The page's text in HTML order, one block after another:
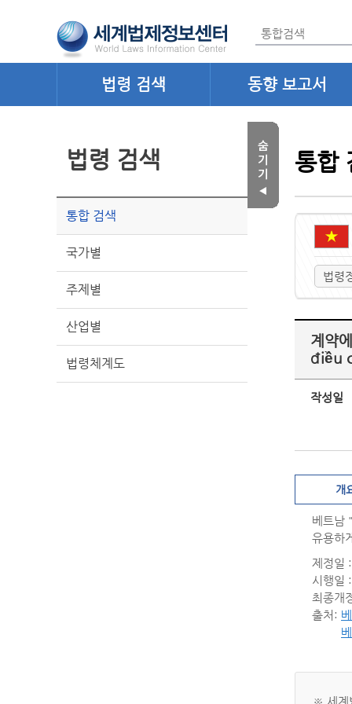
법령 검색 동향 보고서
법령 검색
통합 검색
국가별
주제별
산업별
법령체계도
통합
법령
계약
điều
작성일
개
베트남
유용하
제정일
시행일
최종개
출처:
※ 세계